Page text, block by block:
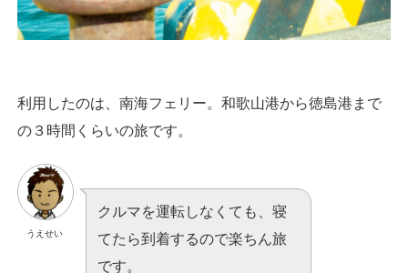
利用したのは、南海フェリー。和歌山港から徳島港まで
の３時間くらいの旅です。
うえせい
クルマを運転しなくても、寝
てたら到着するので楽ちん旅
です。